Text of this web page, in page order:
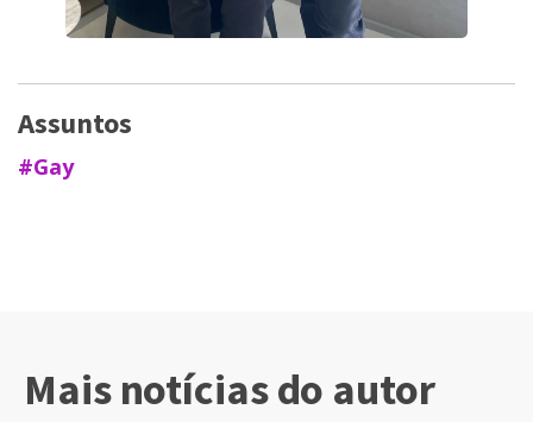
Assuntos
#Gay
Mais notícias do autor